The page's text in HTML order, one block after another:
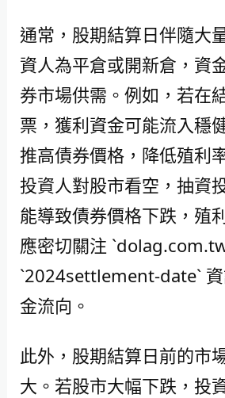
通常，股期結算日伴隨大
資人為平倉或開新倉，資
券市場供需。例如，若在
票，獲利資金可能流入穩
推高債券價格，降低殖利
投資人對股市看空，抽資
能導致債券價格下跌，殖
應密切關注
`2024settlement-date`
金流向。
此外，股期結算日前的市
大。若股市大幅下跌，投